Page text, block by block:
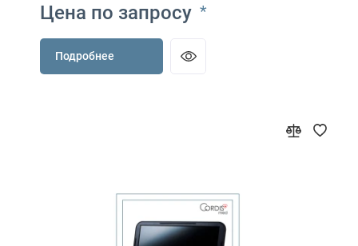
Цена по запросу *
Подробнее